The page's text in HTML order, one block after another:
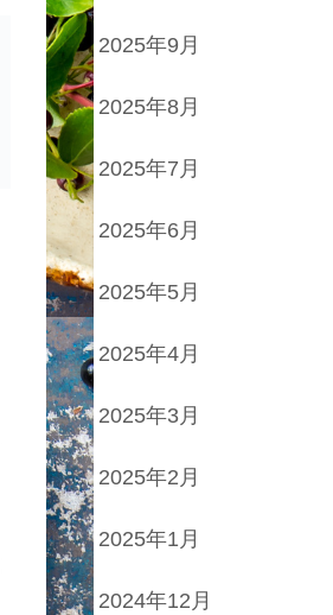
2025年9月
2025年8月
2025年7月
2025年6月
2025年5月
2025年4月
2025年3月
2025年2月
2025年1月
2024年12月